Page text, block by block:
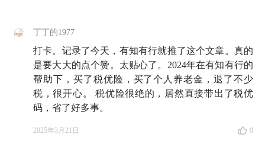
丁丁的1977
打卡。记录了今天，有知有行就推了这个文章。真的
是要大大的点个赞。太贴心了。2024年在有知有行的
帮助下，买了税优险，买了个人养老金，退了不少
税，很开心。 税优险很绝的，居然直接带出了税优
码，省了好多事。
2025年3月21日 0